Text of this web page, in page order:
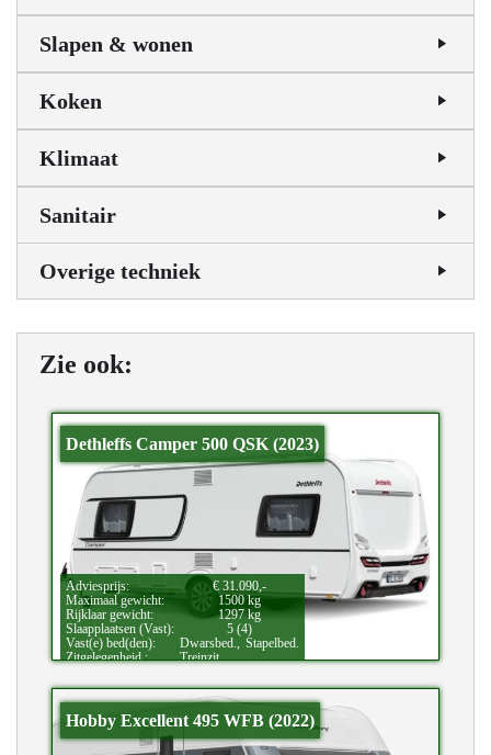
Slapen & wonen
Koken
Klimaat
Sanitair
Overige techniek
Zie ook:
Dethleffs Camper 500 QSK (2023)
Adviesprijs:
€ 31.090,-
Maximaal gewicht:
1500 kg
Rijklaar gewicht:
1297 kg
Slaapplaatsen (Vast):
5 (4)
Vast(e) bed(den):
Dwarsbed.,
Stapelbed.
Zitgelegenheid.:
Treinzit.
Hobby Excellent 495 WFB (2022)